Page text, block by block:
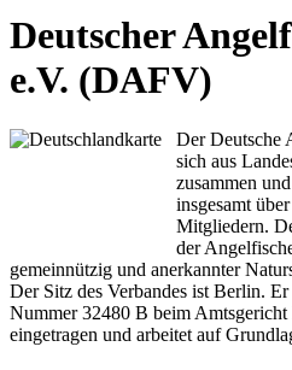
Deutscher
e.V. (DAFV)
Der Deutsche
sich aus
zusammen
insgesamt
Mitgliedern.
der
gemeinnützig und anerkannter
Der Sitz des Verbandes ist Berlin.
Nummer 32480 B beim
eingetragen und arbeitet auf